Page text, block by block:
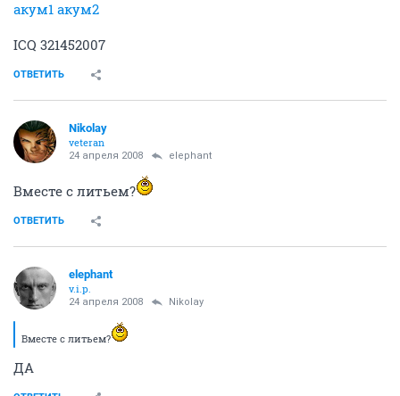
акум1 акум2
ICQ 321452007
ОТВЕТИТЬ
Nikolay
veteran
24 апреля 2008 elephant
Вместе с литьем?
ОТВЕТИТЬ
elephant
v.i.p.
24 апреля 2008 Nikolay
Вместе с литьем?
ДА